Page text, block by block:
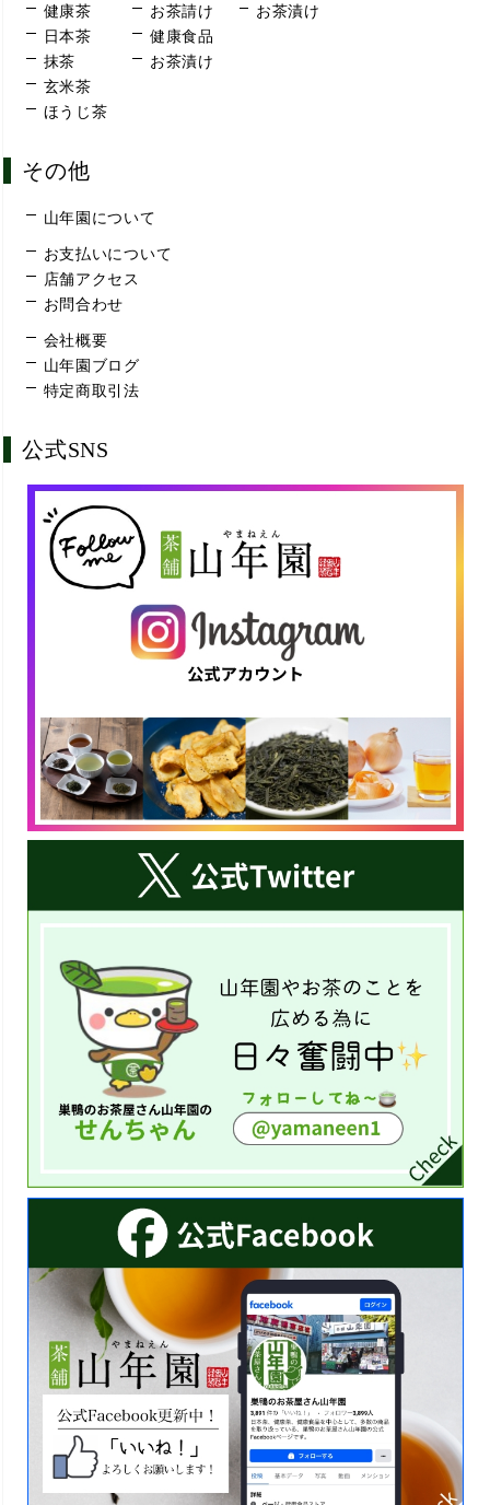
健康茶
日本茶
抹茶
玄米茶
ほうじ茶
お茶請け
健康食品
お茶漬け
お茶漬け
その他
山年園について
お支払いについて
店舗アクセス
お問合わせ
会社概要
山年園ブログ
特定商取引法
公式SNS